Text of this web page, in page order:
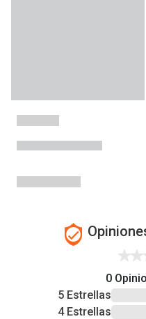
0
5 Estrellas
4 Estrellas